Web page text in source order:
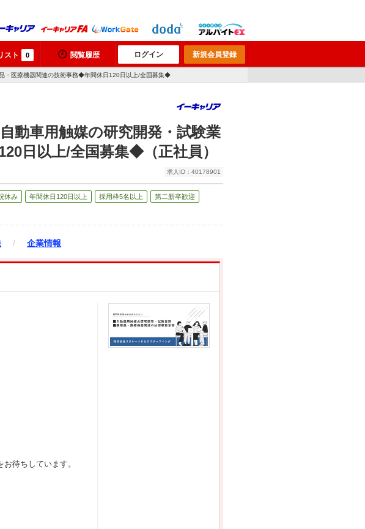
スト 0 閲覧履歴 ログイン 新規会員登録
・医療機器関連の技術事務◆年間休日120日以上/全国募集◆
動車用触媒の研究開発・試験業
日以上/全国募集◆（正社員）
求人ID：40178901
休み 年間休日120日以上 採用枠5名以上 第二新卒歓迎
/ 企業情報
待ちしています。